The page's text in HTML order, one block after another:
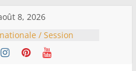
8, 2026
/ Session
Six commissions
l’ordre du jour ce lundi